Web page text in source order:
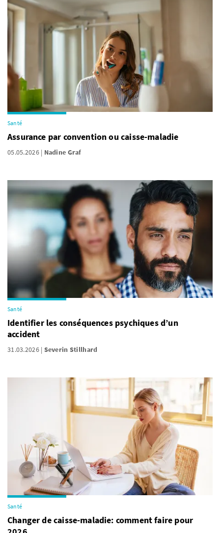
Santé
Assurance par convention ou caisse-maladie
05.05.2026 Nadine Graf
Santé
Identifier les conséquences psychiques d’un
accident
31.03.2026 Severin Stillhard
Santé
Changer de caisse-maladie: comment faire pour